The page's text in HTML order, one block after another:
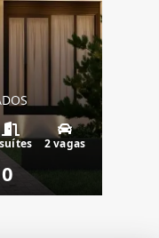
2 vagas